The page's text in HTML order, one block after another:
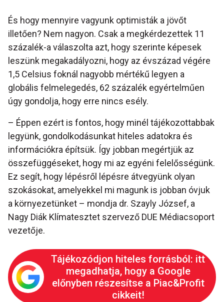
És hogy mennyire vagyunk optimisták a jövőt
illetően? Nem nagyon. Csak a megkérdezettek 11
százalék-a válaszolta azt, hogy szerinte képesek
leszünk megakadályozni, hogy az évszázad végére
1,5 Celsius foknál nagyobb mértékű legyen a
globális felmelegedés, 62 százalék egyértelműen
úgy gondolja, hogy erre nincs esély.
– Éppen ezért is fontos, hogy minél tájékozottabbak
legyünk, gondolkodásunkat hiteles adatokra és
információkra építsük. Így jobban megértjük az
összefüggéseket, hogy mi az egyéni felelősségünk.
Ez segít, hogy lépésről lépésre átvegyünk olyan
szokásokat, amelyekkel mi magunk is jobban óvjuk
a környezetünket – mondja dr. Szayly József, a
Nagy Diák Klímatesztet szervező DUE Médiacsoport
vezetője.
Tájékozódjon hiteles forrásból: itt
megadhatja, hogy a Google
előnyben részesítse a Piac&Profit
cikkeit!